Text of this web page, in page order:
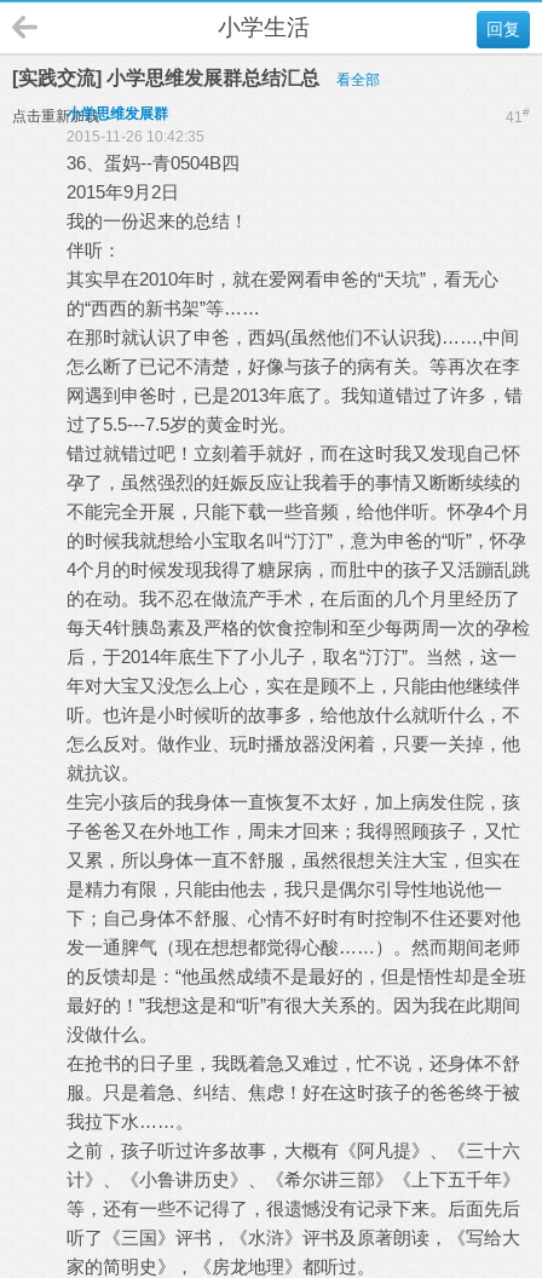
回复
小学生活
[实践交流] 小学思维发展群总结汇总 看全部
点击重新加载 41#
小学思维发展群
2015-11-26 10:42:35
36、蛋妈--青0504B四
2015年9月2日
我的一份迟来的总结！
伴听：
其实早在2010年时，就在爱网看申爸的“天坑”，看无心
的“西西的新书架”等……
在那时就认识了申爸，西妈(虽然他们不认识我)……,中间
怎么断了已记不清楚，好像与孩子的病有关。等再次在李
网遇到申爸时，已是2013年底了。我知道错过了许多，错
过了5.5---7.5岁的黄金时光。
错过就错过吧！立刻着手就好，而在这时我又发现自己怀
孕了，虽然强烈的妊娠反应让我着手的事情又断断续续的
不能完全开展，只能下载一些音频，给他伴听。怀孕4个月
的时候我就想给小宝取名叫“汀汀”，意为申爸的“听”，怀孕
4个月的时候发现我得了糖尿病，而肚中的孩子又活蹦乱跳
的在动。我不忍在做流产手术，在后面的几个月里经历了
每天4针胰岛素及严格的饮食控制和至少每两周一次的孕检
后，于2014年底生下了小儿子，取名“汀汀”。当然，这一
年对大宝又没怎么上心，实在是顾不上，只能由他继续伴
听。也许是小时候听的故事多，给他放什么就听什么，不
怎么反对。做作业、玩时播放器没闲着，只要一关掉，他
就抗议。
生完小孩后的我身体一直恢复不太好，加上病发住院，孩
子爸爸又在外地工作，周未才回来；我得照顾孩子，又忙
又累，所以身体一直不舒服，虽然很想关注大宝，但实在
是精力有限，只能由他去，我只是偶尔引导性地说他一
下；自己身体不舒服、心情不好时有时控制不住还要对他
发一通脾气（现在想想都觉得心酸……）。然而期间老师
的反馈却是：“他虽然成绩不是最好的，但是悟性却是全班
最好的！”我想这是和“听”有很大关系的。因为我在此期间
没做什么。
在抢书的日子里，我既着急又难过，忙不说，还身体不舒
服。只是着急、纠结、焦虑！好在这时孩子的爸爸终于被
我拉下水……。
之前，孩子听过许多故事，大概有《阿凡提》、《三十六
计》、《小鲁讲历史》、《希尔讲三部》《上下五千年》
等，还有一些不记得了，很遗憾没有记录下来。后面先后
听了《三国》评书，《水浒》评书及原著朗读，《写给大
家的简明史》，《房龙地理》都听过。